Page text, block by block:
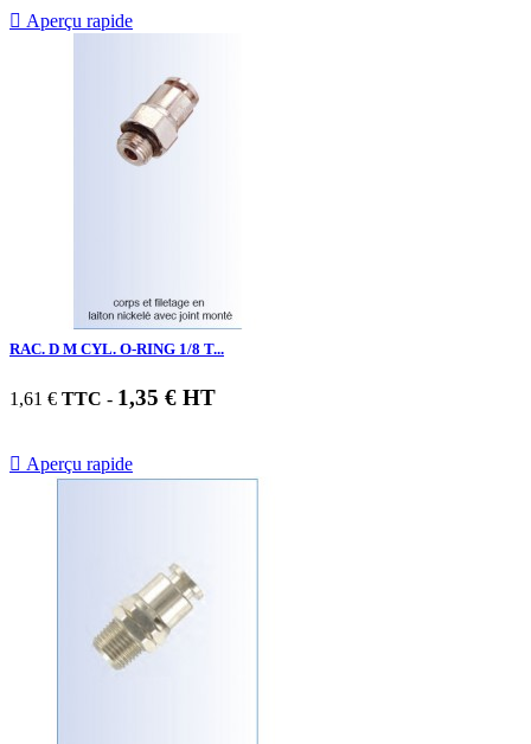
 Aperçu rapide
RAC. D M CYL. O-RING 1/8 T...
1,61 € TTC - 1,35 € HT
 Aperçu rapide